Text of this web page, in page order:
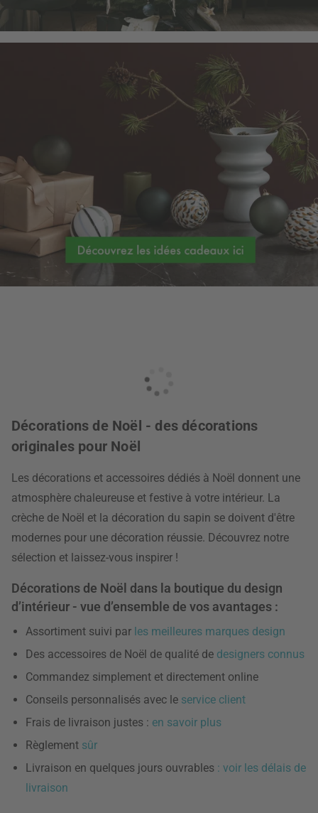
Décorations de Noël - des décorations
originales pour Noël
Les décorations et accessoires dédiés à Noël donnent une
atmosphère chaleureuse et festive à votre intérieur. La
crèche de Noël et la décoration du sapin se doivent d'être
modernes pour une décoration réussie. Découvrez notre
sélection et laissez-vous inspirer !
Décorations de Noël dans la boutique du design
d’intérieur - vue d’ensemble de vos avantages :
Assortiment suivi par les meilleures marques design
Des accessoires de Noël de qualité de designers connus
Commandez simplement et directement online
Conseils personnalisés avec le service client
Frais de livraison justes : en savoir plus
Règlement sûr
Livraison en quelques jours ouvrables : voir les délais de
livraison